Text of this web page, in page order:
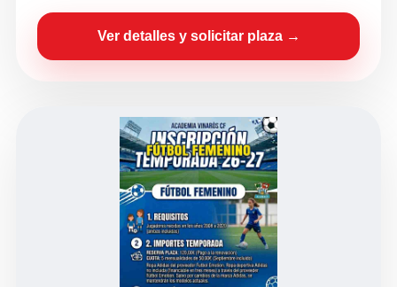
Ver detalles y solicitar plaza →